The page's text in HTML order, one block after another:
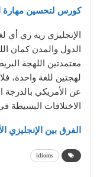
كورس لتحسين مهارة
الإنجليزي زيه زي أي
الدول والمدن كمان
معتمدتين اللهجة
لهجتين للغة واحدة،
عن الأمريكي
الاختلافات البسيطة
الفرق بين الإنجليزي
idioms